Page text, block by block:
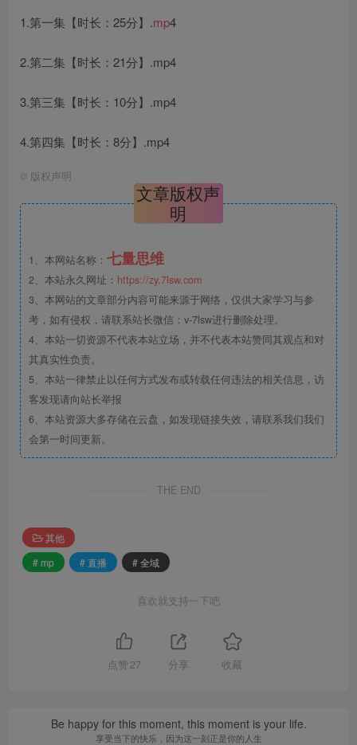
1.第一集【时长：25分】.mp4
2.第二集【时长：21分】.mp4
3.第三集【时长：10分】.mp4
4.第四集【时长：8分】.mp4
© 版权声明
文章版权声
明
1、本网站名称： 七量思维
2、本站永久网址： https://zy.7lsw.com
3、本网站的文章部分内容可能来源于网络，仅供大家学习与参
考，如有侵权，请联系站长微信：v-7lsw进行删除处理。
4、本站一切资源不代表本站立场，并不代表本站赞同其观点和对
其真实性负责。
5、本站一律禁止以任何方式发布或转载任何违法的相关信息，访
客发现请向站长举报
6、本站资源大多存储在云盘，如发现链接失效，请联系我们我们
会第一时间更新。
THE END
其他
# mp
# 直播 # 全域
喜欢就支持一下吧
点赞 27 分享 收藏
Be happy for this moment, this moment is your life.
享受当下的快乐，因为这一刻正是你的人生